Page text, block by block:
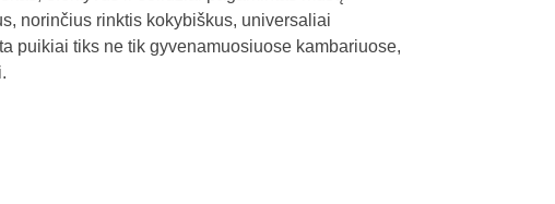
norinčius rinktis kokybiškus, universaliai
puikiai tiks ne tik gyvenamuosiuose kambariuose,